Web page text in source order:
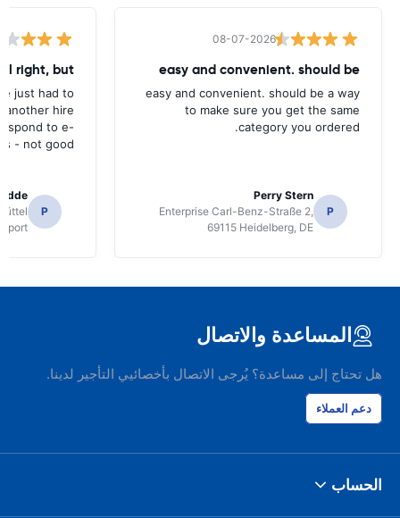
08-07-2026
easy and convenient. should be
easy and convenient. should be a way
to make sure you get the same
category you ordered.
P
Perry Stern
Enterprise Carl-Benz-Straße 2,
69115 Heidelberg, DE
right, but
just had to
another hire
to e-
- not good.
P
المساعدة والاتصال
هل تحتاج إلى مساعدة؟ يُرجى الاتصال بأخصائيي التأجير لدينا.
دعم العملاء
الحساب